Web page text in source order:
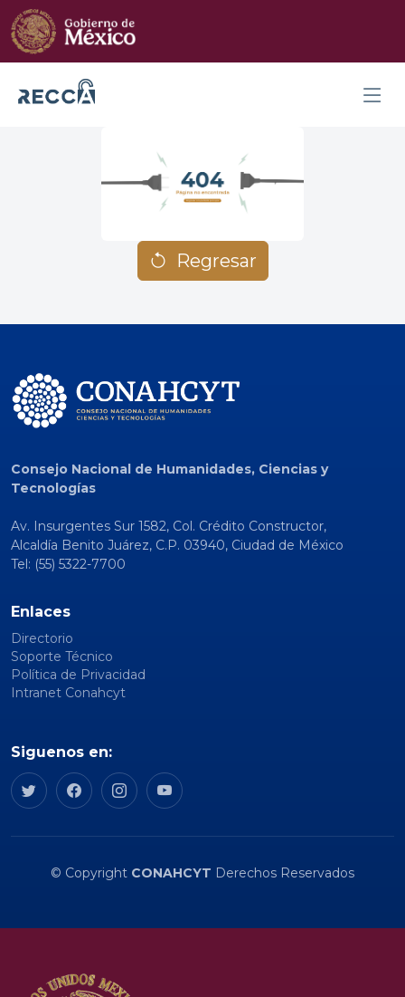
Regresar
Consejo Nacional de Humanidades, Ciencias y
Tecnologías
Av. Insurgentes Sur 1582, Col. Crédito Constructor,
Alcaldía Benito Juárez, C.P. 03940, Ciudad de México
Tel: (55) 5322-7700
Enlaces
Directorio
Soporte Técnico
Política de Privacidad
Intranet Conahcyt
Siguenos en:
© Copyright CONAHCYT Derechos Reservados